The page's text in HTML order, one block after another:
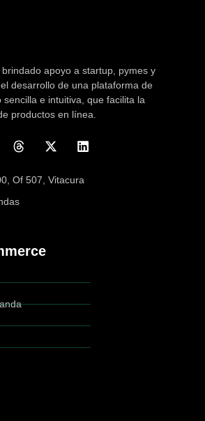
apoyo a startup, pymes y
desarrollo de una plataforma de
e intuitiva, que facilita la
productos en línea.
Of 507, Vitacura